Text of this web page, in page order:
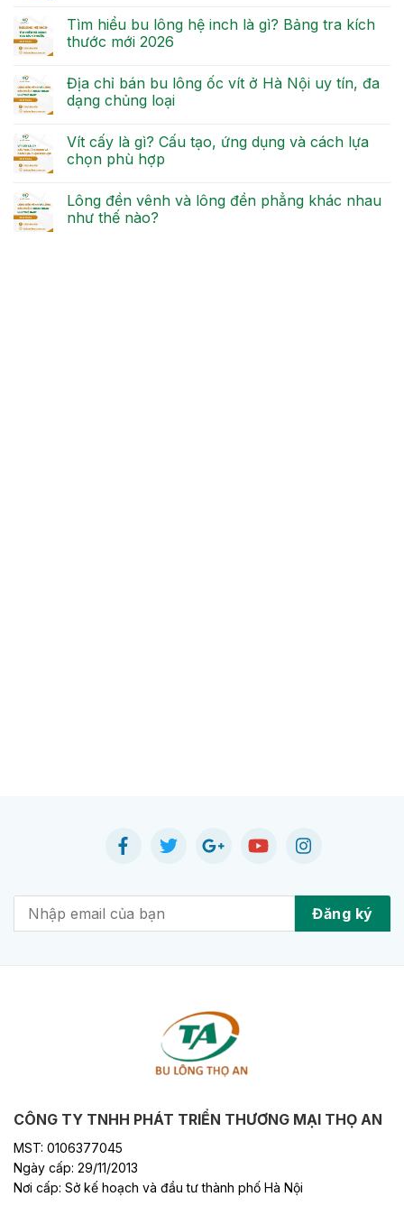
Tìm hiểu bu lông hệ inch là gì? Bảng tra kích
thước mới 2026
Địa chỉ bán bu lông ốc vít ở Hà Nội uy tín, đa
dạng chủng loại
Vít cấy là gì? Cấu tạo, ứng dụng và cách lựa
chọn phù hợp
Lông đền vênh và lông đền phẳng khác nhau
như thế nào?
CÔNG TY TNHH PHÁT TRIỂN THƯƠNG MẠI THỌ AN
MST: 0106377045
Ngày cấp: 29/11/2013
Nơi cấp: Sở kế hoạch và đầu tư thành phố Hà Nội